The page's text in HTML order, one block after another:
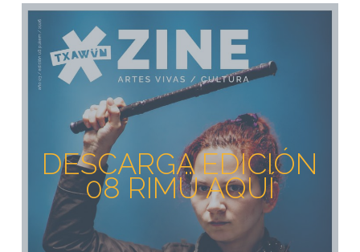
DESCARGA EDICIÓN
08 RIMÜ AQUÍ